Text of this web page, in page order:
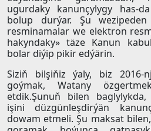
ugurdaky kanunçylygy has-
bolup durýar. Şu
resminamalar we elektron
hakyndaky» täze Kanun
bolar diýip pikir edýärin.
Siziň bilşiňiz ýaly, biz 2016-
goýmak, Watany
etdik.Şunuň bilen
işini düzgünleşdirýän
dowam etmeli. Şu maksat